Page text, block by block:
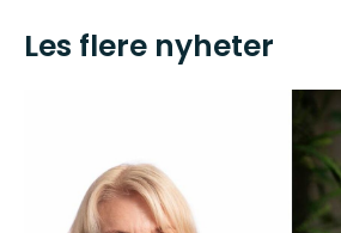
Les flere nyheter